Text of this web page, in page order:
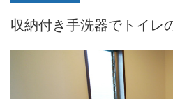
収納付き手洗器でトイレ